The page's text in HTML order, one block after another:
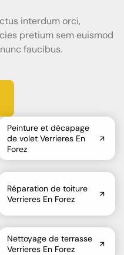
interdum orci,
pretium sem euismod
faucibus.
Peinture et décapage
de volet Verrieres En
Forez
Réparation de toiture
Verrieres En Forez
Nettoyage de terrasse
Verrieres En Forez